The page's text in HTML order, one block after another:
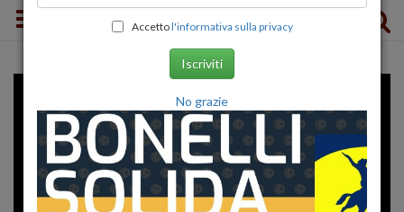
Toggle navigation
Accettol'informativa sulla privacy
Iscriviti
No grazie